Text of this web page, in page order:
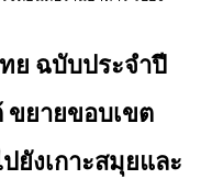
ย ฉบับประจำปี
ขยายขอบเขต
ยังเกาะสมุยและ